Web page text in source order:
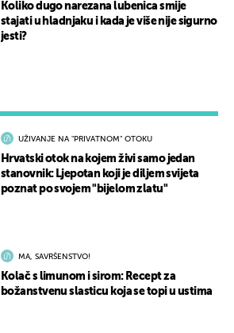
UŽIVANJE NA "PRIVATNOM" OTOKU
Hrvatski otok na kojem živi samo jedan
stanovnik: Ljepotan koji je diljem svijeta
poznat po svojem "bijelom zlatu"
MA, SAVRŠENSTVO!
Kolač s limunom i sirom: Recept za
božanstvenu slasticu koja se topi u ustima
Koliko dugo narezana lubenica smije
stajati u hladnjaku i kada je više nije sigurno
jesti?